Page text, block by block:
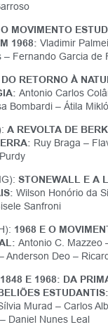
O MOVIMENTO
1968: Vladimir
– Fernando Garcia de
DO RETORNO À
Antonio Carlos
Bombardi – Átila
A REVOLTA DE
­Ruy Braga –
STONEWALL E A
Wilson Honório da
Sanfroni
1968 E O
Antonio C. Mazzeo
Anderson Deo –
1848 E 1968: DA
ESTUDANTIS:
Murad – Carlos
Daniel Nunes Leal